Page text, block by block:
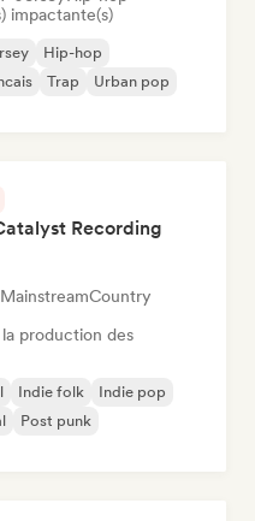
impactante(s)
Hip-hop
Trap
Urban pop
Recording
Country
production des
Indie folk
Indie pop
Post punk